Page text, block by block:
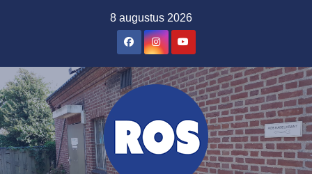
inhoud
8 augustus 2026